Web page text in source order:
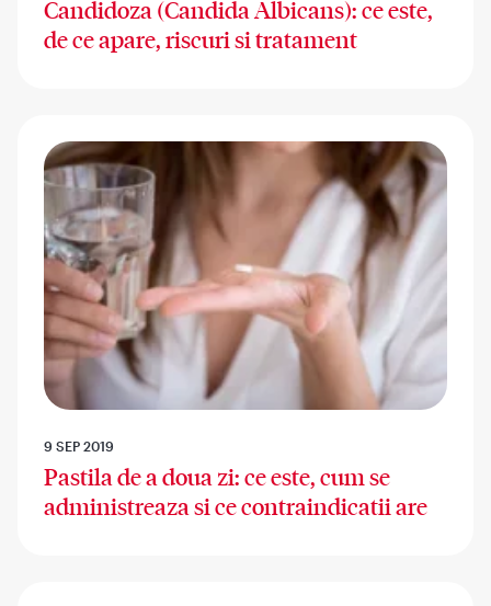
Candidoza (Candida Albicans): ce este,
de ce apare, riscuri si tratament
9 SEP 2019
Pastila de a doua zi: ce este, cum se
administreaza si ce contraindicatii are